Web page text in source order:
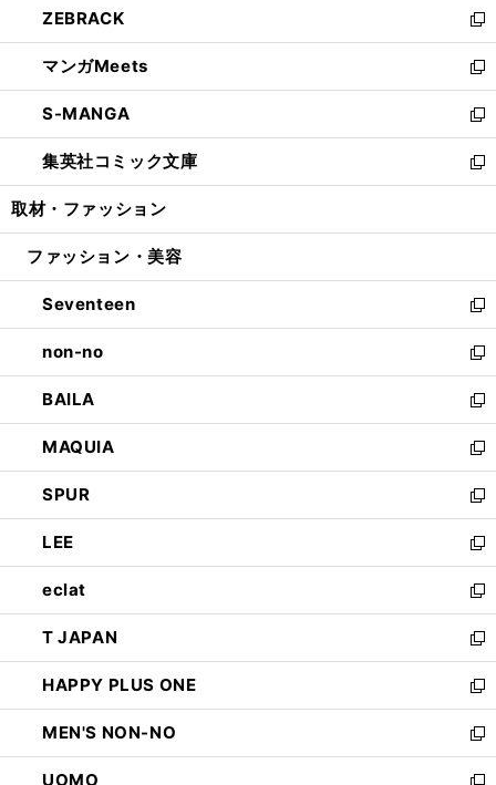
く
で
開
く
ド
ウ
で
開
く
ィ
ン
ド
ウ
で
開
く
い
ウ
ィ
ン
ド
ウ
で
開
ZEBRACK
新
し
い
ウ
ィ
ン
ド
ウ
開
マンガMeets
新
し
い
ウ
ィ
ン
ウ
開
く
S-MANGA
新
し
い
ウ
ン
ウ
で
開
く
集英社コミック文庫
新
し
ウ
ン
ド
ウ
で
開
く
取材・ファッション
ファッション・美容
Seventeen
新
し
い
ウ
ィ
ン
ド
ウ
で
開
く
non-no
新
し
い
ウ
ィ
ン
ド
ウ
で
開
く
BAILA
新
し
い
ウ
ィ
ン
ド
ウ
で
開
く
MAQUIA
新
し
い
ウ
ィ
ン
ド
ウ
で
開
く
SPUR
新
し
い
ウ
ィ
ン
ド
ウ
で
開
く
LEE
新
し
い
ウ
ィ
ン
ド
ウ
で
開
く
eclat
新
し
い
ウ
ィ
ン
ド
ウ
で
T JAPAN
新
し
い
ウ
ィ
ン
HAPPY PLUS ONE
新
し
い
ウ
MEN'S NON-NO
新
し
UOMO